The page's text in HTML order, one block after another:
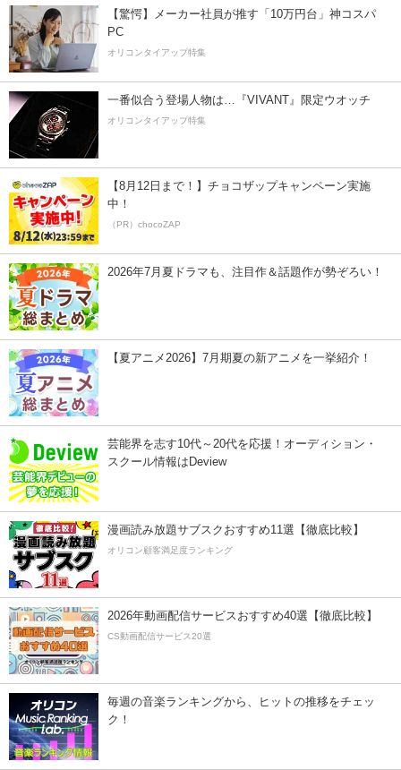
【驚愕】メーカー社員が推す「10万円台」神コスパ
PC
オリコンタイアップ特集
一番似合う登場人物は…『VIVANT』限定ウオッチ
オリコンタイアップ特集
【8月12日まで！】チョコザップキャンペーン実施
中！
（PR）chocoZAP
2026年7月夏ドラマも、注目作＆話題作が勢ぞろい！
【夏アニメ2026】7月期夏の新アニメを一挙紹介！
芸能界を志す10代～20代を応援！オーディション・
スクール情報はDeview
漫画読み放題サブスクおすすめ11選【徹底比較】
オリコン顧客満足度ランキング
2026年動画配信サービスおすすめ40選【徹底比較】
CS動画配信サービス20選
毎週の音楽ランキングから、ヒットの推移をチェッ
ク！